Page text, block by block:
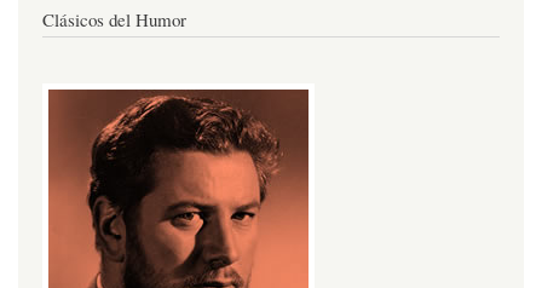
Clásicos del Humor